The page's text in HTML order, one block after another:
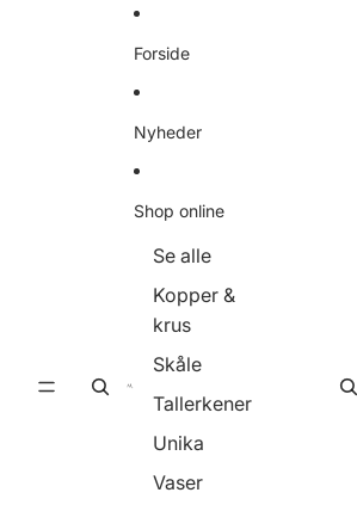
Forside
Nyheder
Shop online
Se alle
Kopper &
krus
Skåle
Tallerkener
Unika
Vaser